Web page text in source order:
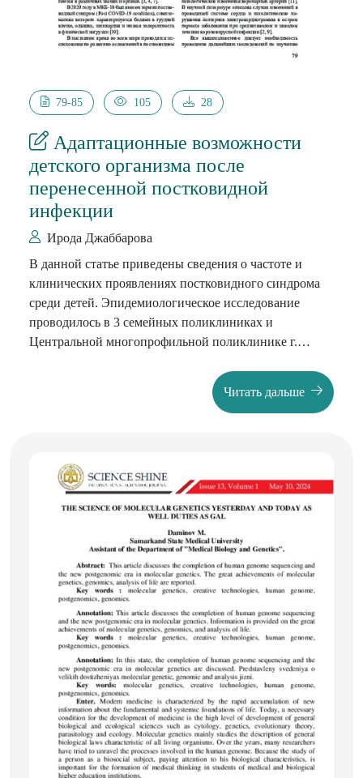
79-85 105 28
Адаптационные возможности
детского организма после
перенесенной постковидной
инфекции
Ирода Джаббарова
В данной статье приведены сведения о частоте и
клинических проявлениях постковидного синдрома
среди детей. Эпидемиологическое исследование
проводилось в 3 семейных поликлиниках и
Центральной многопрофильной поликлинике г.
Улугбекском и Юнусабадском районах. В период с
2020-2022 гг. в данные поликлиники обратились 593
крови IgM COVID-19). Проведено углубленное
обследование 253 детей (проспективное
исследование), перенесших инфекцию Covid в
течение предыдущих 6 месяцев, проведенное на базе
детского диагностического центра г. Ташкента. В
результате установлено, что частота постковидного
синдрома среди детей составляет 65,6%. При
дальнейшей диагностике установлено, что у детей
состояние постковидного синдрома проявляется в
18,7% как кардиальный вариант, в 15,1% как
гастроинтестинальный вариант, в 15,4% как
респираторный вариант, а в 28,3% случаев -
смешанные варианты постковидного синдрома.
Установлен дисбаланс как электролитов, так и
витаминов В6, С и D, что может свидетельствовать о
напряжении иммунной системы. В связи с этим
Читать дальше